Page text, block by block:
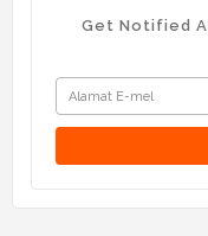
Get Notified